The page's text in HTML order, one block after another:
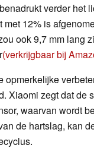
verder het
met 12% is
ook 9,7 mm lang
(verkrijgbaar bij
opmerkelijke
Xiaomi zegt dat de
waarvan wordt
de hartslag, kan